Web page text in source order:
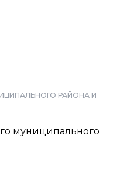
РАЙОНА И
муниципального